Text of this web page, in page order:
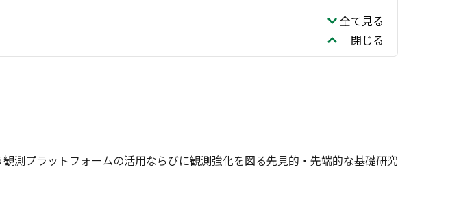
全て見る
閉じる
測プラットフォームの活用ならびに観測強化を図る先見的・先端的な基礎研究